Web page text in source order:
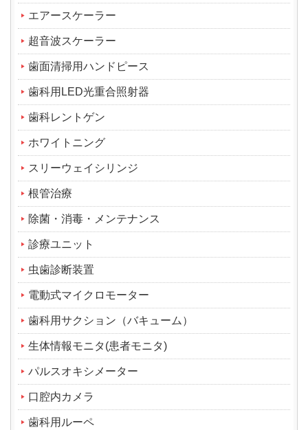
エアースケーラー
超音波スケーラー
歯面清掃用ハンドピース
歯科用LED光重合照射器
歯科レントゲン
ホワイトニング
スリーウェイシリンジ
根管治療
除菌・消毒・メンテナンス
診療ユニット
虫歯診断装置
電動式マイクロモーター
歯科用サクション（バキューム）
生体情報モニタ(患者モニタ)
パルスオキシメーター
口腔内カメラ
歯科用ルーペ